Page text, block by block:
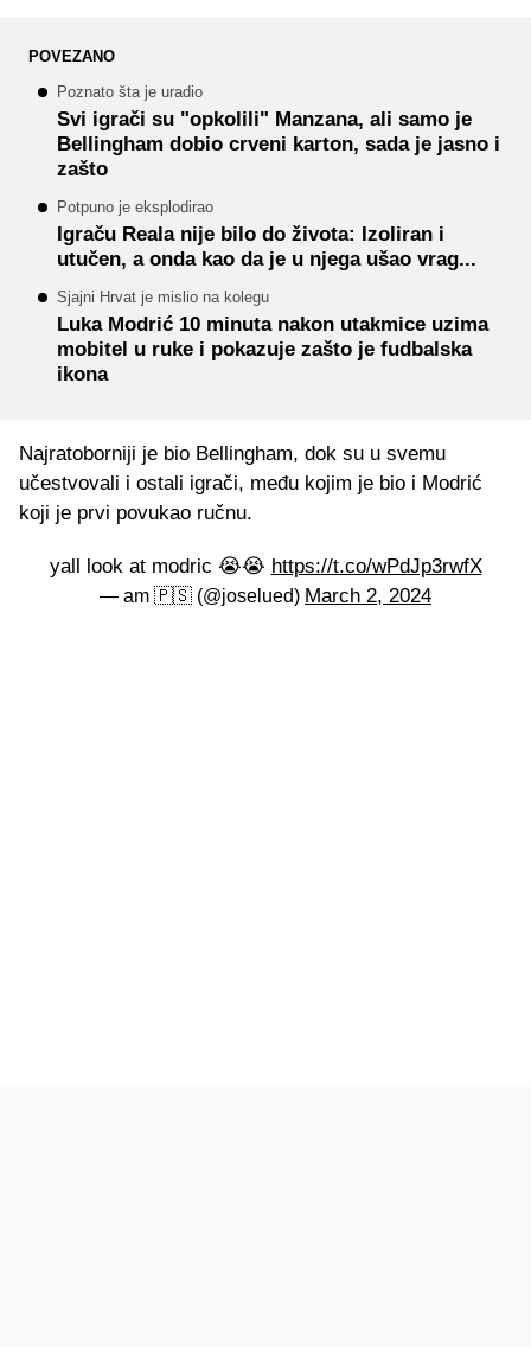
POVEZANO
Poznato šta je uradio
Svi igrači su "opkolili" Manzana, ali samo je
Bellingham dobio crveni karton, sada je jasno i
zašto
Potpuno je eksplodirao
Igraču Reala nije bilo do života: Izoliran i
utučen, a onda kao da je u njega ušao vrag...
Sjajni Hrvat je mislio na kolegu
Luka Modrić 10 minuta nakon utakmice uzima
mobitel u ruke i pokazuje zašto je fudbalska
ikona
Najratoborniji je bio Bellingham, dok su u svemu
učestvovali i ostali igrači, među kojim je bio i Modrić
koji je prvi povukao ručnu.
yall look at modric 😭😭 https://t.co/wPdJp3rwfX
— am 🇵🇸 (@joselued) March 2, 2024